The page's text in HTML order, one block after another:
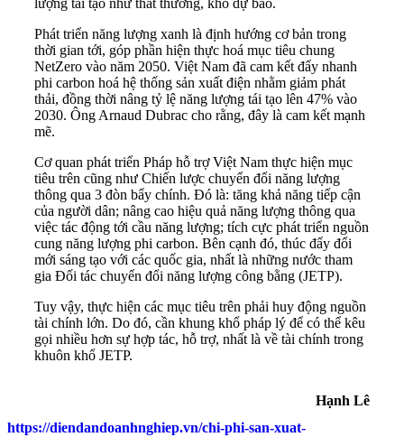
lượng tái tạo như thất thường, khó dự báo.
Phát triển năng lượng xanh là định hướng cơ bản trong
thời gian tới, góp phần hiện thực hoá mục tiêu chung
NetZero vào năm 2050. Việt Nam đã cam kết đẩy nhanh
phi carbon hoá hệ thống sản xuất điện nhằm giảm phát
thải, đồng thời nâng tỷ lệ năng lượng tái tạo lên 47% vào
2030. Ông Arnaud Dubrac cho rằng, đây là cam kết mạnh
mẽ.
Cơ quan phát triển Pháp hỗ trợ Việt Nam thực hiện mục
tiêu trên cũng như Chiến lược chuyển đổi năng lượng
thông qua 3 đòn bẩy chính. Đó là: tăng khả năng tiếp cận
của người dân; nâng cao hiệu quả năng lượng thông qua
việc tác động tới cầu năng lượng; tích cực phát triển nguồn
cung năng lượng phi carbon. Bên cạnh đó, thúc đẩy đổi
mới sáng tạo với các quốc gia, nhất là những nước tham
gia Đối tác chuyển đổi năng lượng công bằng (JETP).
Tuy vậy, thực hiện các mục tiêu trên phải huy động nguồn
tài chính lớn. Do đó, cần khung khổ pháp lý để có thể kêu
gọi nhiều hơn sự hợp tác, hỗ trợ, nhất là về tài chính trong
khuôn khổ JETP.
Hạnh Lê
https://diendandoanhnghiep.vn/chi-phi-san-xuat-